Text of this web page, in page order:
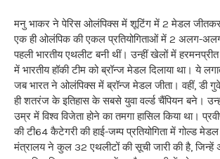
मनु भाकर ने पेरिस ओलंपिक्स में शूटिंग में 2 मेडल जीतकर
एक ही ओलंपिक की एकल प्रतियोगिताओं में 2 अलग-
पहली भारतीय एथलीट बनी थीं। उन्हीं खेलों में
में भारतीय हॉकी टीम को ब्रॉन्ज मेडल दिलाया था। ये
जब भारत ने ओलंपिक्स में ब्रॉन्ज मेडल जीता। वहीं, डी
ही शतरंज के इतिहास के सबसे युवा वर्ल्ड चैंपियन बने।
उम्र में विश्व विजेता होने का तमगा हासिल किया था।
की टी64 कैटेगरी की हाई-जम्प प्रतियोगिता में गोल्ड
मंत्रालय ने कुल 32 एथलीटों की सूची जारी की है, जिन्हें